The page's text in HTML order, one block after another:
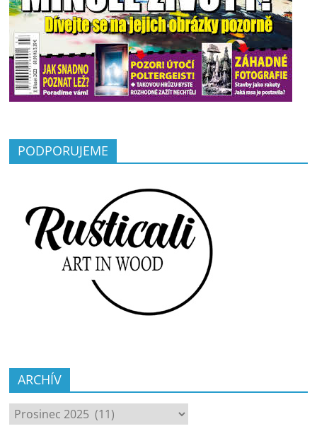
PODPORUJEME
ARCHÍV
ARCHÍV